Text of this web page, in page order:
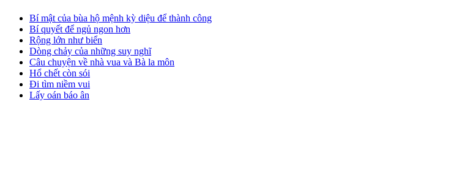
Bí mật của bùa hộ mệnh kỳ diệu để thành công
Bí quyết để ngủ ngon hơn
Rộng lớn như biển
Dòng chảy của những suy nghĩ
Câu chuyện về nhà vua và Bà la môn
Hổ chết còn sói
Đi tìm niềm vui
Lấy oán báo ân